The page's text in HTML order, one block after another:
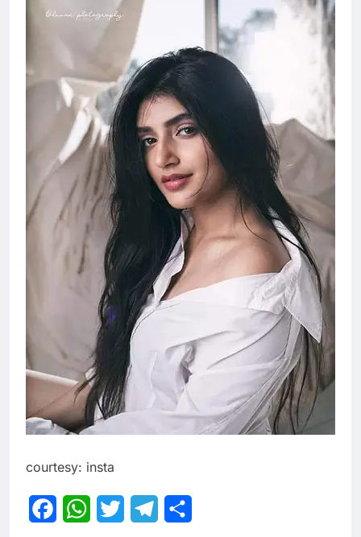
courtesy: insta
FacebookWhatsApp
Twitter Telegram